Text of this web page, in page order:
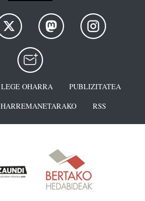
LEGE OHARRA
PUBLIZITATEA
HARREMANETARAKO RSS